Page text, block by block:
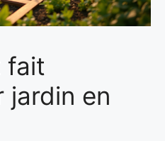
fait
jardin en